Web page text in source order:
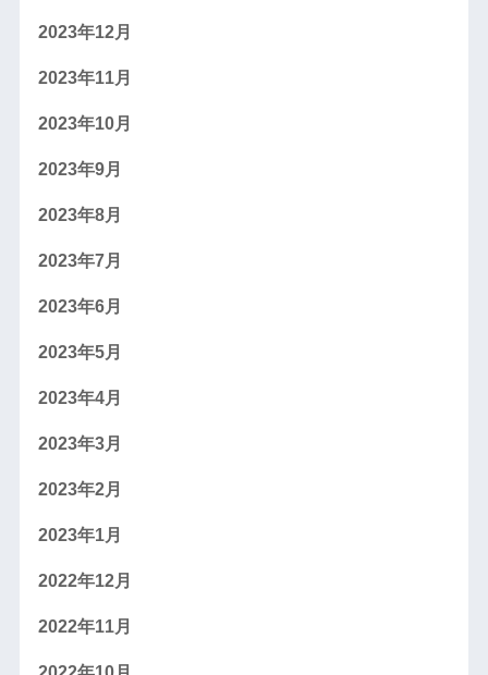
2023年12月
2023年11月
2023年10月
2023年9月
2023年8月
2023年7月
2023年6月
2023年5月
2023年4月
2023年3月
2023年2月
2023年1月
2022年12月
2022年11月